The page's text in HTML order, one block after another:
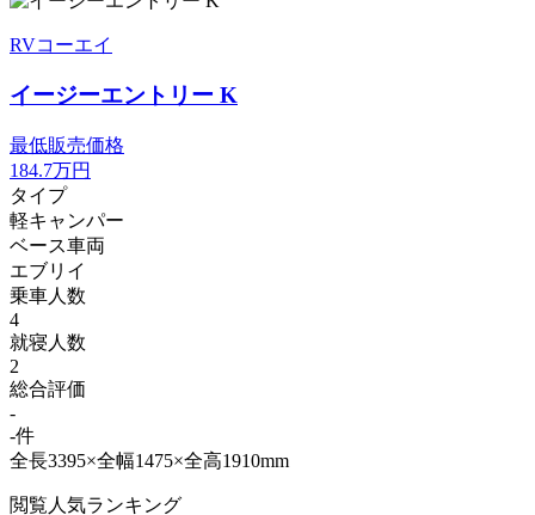
RVコーエイ
イージーエントリー K
最低販売価格
184.7万円
タイプ
軽キャンパー
ベース車両
エブリイ
乗車人数
4
就寝人数
2
総合評価
-
-件
全長3395×全幅1475×全高1910mm
閲覧人気ランキング